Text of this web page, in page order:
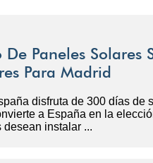
Paneles Solares
Para Madrid
disfruta de 300 días de
a España en la
desean instalar ...